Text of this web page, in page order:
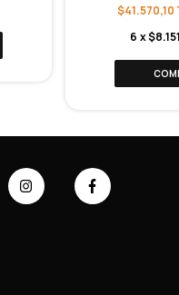
$41.570,10
6 x$8.151